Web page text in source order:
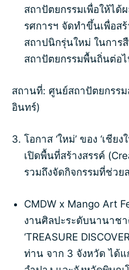
สถาปัตยกรรมเพื่อให้ได้
รศการฯ จัดทำขึ้นเพื่อส
สถาปนิกรุ่นใหม่ ในกา
สถาปัตยกรรมพื้นถิ่นต่อไ
สถานที่: ศูนย์สถาปัตยกรร
อินทร์)
โอกาส ‘ใหม่’ ของ ‘เชีย
เปิดพื้นที่สร้างสรรค์
รวมถึงจัดกิจกรรมที่ช่วย
CMDW x Mango Art
งานศิลปะระดับนานาช
‘TREASURE
ท่าน จาก 3 จังหวัด ได้แ